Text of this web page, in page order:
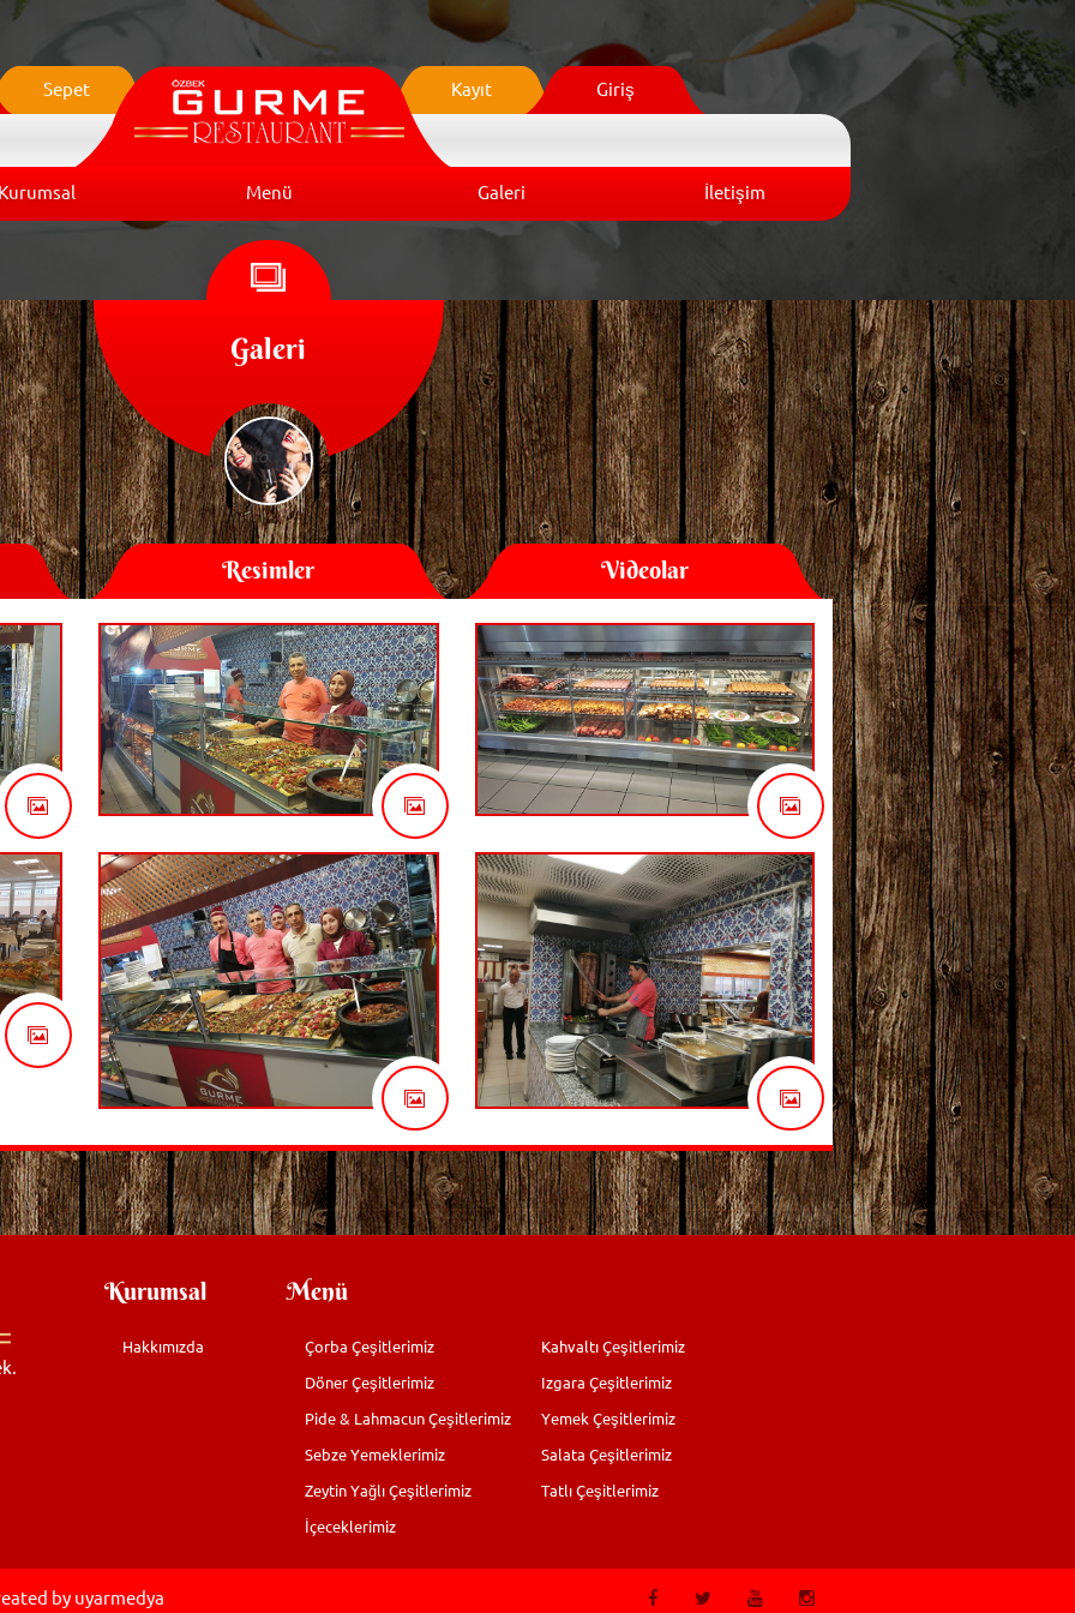
Sepet Kayıt Giriş
Menü Galeri İletişim
Galeri
Resimler Videolar
Kurumsal
Hakkımızda
Menü
Çorba Çeşitlerimiz Kahvaltı Çeşitlerimiz
Döner Çeşitlerimiz Izgara Çeşitlerimiz
Pide & Lahmacun Çeşitlerimiz Yemek Çeşitlerimiz
Sebze Yemeklerimiz Salata Çeşitlerimiz
Zeytin Yağlı Çeşitlerimiz Tatlı Çeşitlerimiz
İçeceklerimiz
by uyarmedya